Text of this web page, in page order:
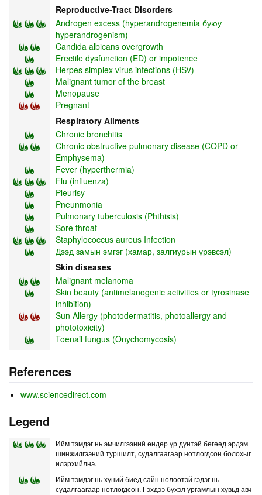
Reproductive-Tract Disorders
Androgen excess (hyperandrogenemia буюу
hyperandrogenism)
Candida albicans overgrowth
Erectile dysfunction (ED) or impotence
Herpes simplex virus infections (HSV)
Malignant tumor of the breast
Menopause
Pregnant
Respiratory Ailments
Chronic bronchitis
Chronic obstructive pulmonary disease (COPD or
Emphysema)
Fever (hyperthermia)
Flu (influenza)
Pleurisy
Pneunmonia
Pulmonary tuberculosis (Phthisis)
Sore throat
Staphylococcus aureus Infection
Дээд замын эмгэг (хамар, залгиурын үрэвсэл)
Skin diseases
Malignant melanoma
Skin beauty (antimelanogenic activities or tyrosinase
inhibition)
Sun Allergу (photodermatitis, photoallergy and
phototoxicity)
Toenail fungus (Onychomycosis)
References
www.sciencedirect.com
Legend
Ийм тэмдэг нь эмчилгээний өндөр үр дүнтэй бөгөөд эрдэм
шинжилгээний туршилт, судалгаагаар нотлогдсон болохыг
илэрхийлнэ.
Ийм тэмдэг нь хүний биед сайн нөлөөтэй гэдэг нь
судалгаагаар нотлогдсон. Гэхдээ бүхэл ургамлын хувьд авч